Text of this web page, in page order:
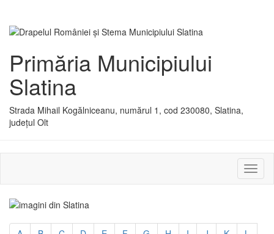
Primăria Municipiului
Slatina
Strada Mihail Kogălniceanu, numărul 1, cod 230080, Slatina,
județul Olt
sau